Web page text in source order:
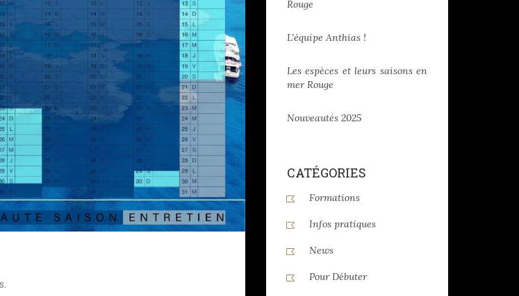
Rouge
L’équipe Anthias !
Les espèces et leurs saisons en
mer Rouge
Nouveautés 2025
CATÉGORIES
Formations
Infos pratiques
News
Pour Débuter